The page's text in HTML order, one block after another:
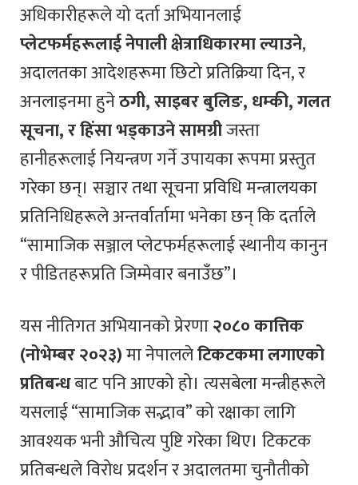
अधिकारीहरूले यो दर्ता अभियानलाई
प्लेटफर्महरूलाई नेपाली क्षेत्राधिकारमा ल्याउने,
अदालतका आदेशहरूमा छिटो प्रतिक्रिया दिन, र
अनलाइनमा हुनेठगी, साइबर बुलिङ, धम्की, गलत
सूचना, र हिंसा भड्काउने सामग्रीजस्ता
हानीहरूलाई नियन्त्रण गर्ने उपायका रूपमा प्रस्तुत
गरेका छन्। सञ्चार तथा सूचना प्रविधि मन्त्रालयका
प्रतिनिधिहरूले अन्तर्वार्तामा भनेका छन् कि दर्ताले
“सामाजिक सञ्जाल प्लेटफर्महरूलाई स्थानीय कानुन
र पीडितहरूप्रति जिम्मेवार बनाउँछ”।
यस नीतिगत अभियानको प्रेरणा२०८० कात्तिक
(नोभेम्बर २०२३)मा नेपाललेटिकटकमा लगाएको
प्रतिबन्धबाट पनि आएको हो। त्यसबेला मन्त्रीहरूले
यसलाई “सामाजिक सद्भाव” को रक्षाका लागि
आवश्यक भनी औचित्य पुष्टि गरेका थिए। टिकटक
प्रतिबन्धले विरोध प्रदर्शन र अदालतमा चुनौतीको